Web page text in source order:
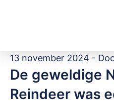
13 november 2024 -
De geweldige
Reindeer was